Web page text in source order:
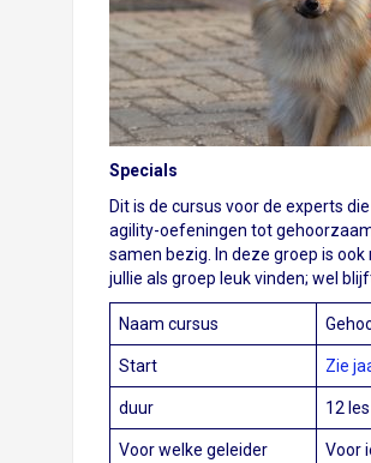
Specials
Dit is de cursus voor de experts
agility-oefeningen tot
samen bezig. In deze groep is
jullie als groep leuk vinden; wel
Naam cursus
Start Zie
duur 12
Voor welke geleider Voor